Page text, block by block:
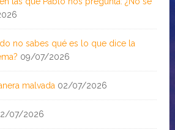
no sabes qué es lo que dice la
09/07/2026
malvada 02/07/2026
07/2026